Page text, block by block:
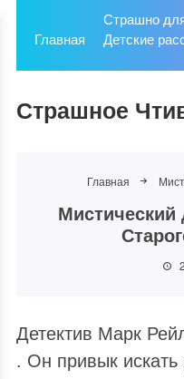
Главная
Страшно
Детские
Страшное
Главная
Детектив Марк
. Он привык